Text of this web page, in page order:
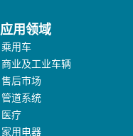
应用领域
乘用车
商业及工业车辆
售后市场
管道系统
医疗
家用电器